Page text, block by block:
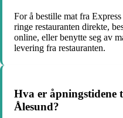
For å bestille mat fra
ringe restauranten direkte,
online, eller benytte seg av
levering fra restauranten.
Hva er åpningstidene
Ålesund?